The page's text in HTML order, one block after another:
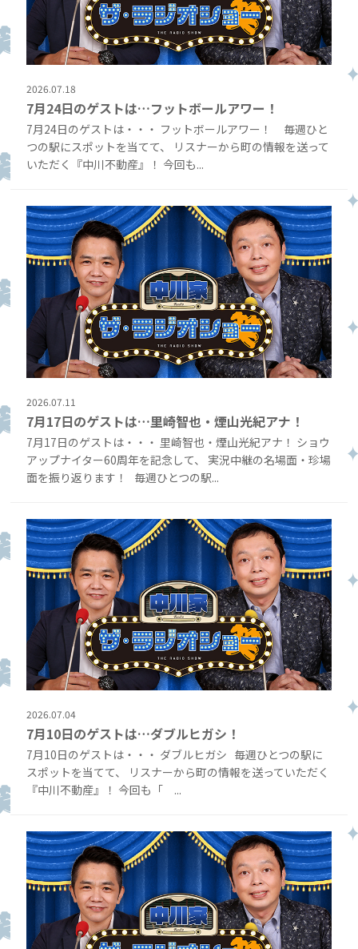
2026.07.18
7月24日のゲストは…フットボールアワー！
7月24日のゲストは・・・ フットボールアワー！ 毎週ひと
つの駅にスポットを当てて、 リスナーから町の情報を送って
いただく『中川不動産』！ 今回も...
2026.07.11
7月17日のゲストは…里崎智也・煙山光紀アナ！
7月17日のゲストは・・・ 里崎智也・煙山光紀アナ！ ショウ
アップナイター60周年を記念して、 実況中継の名場面・珍場
面を振り返ります！ 毎週ひとつの駅...
2026.07.04
7月10日のゲストは…ダブルヒガシ！
7月10日のゲストは・・・ ダブルヒガシ 毎週ひとつの駅に
スポットを当てて、 リスナーから町の情報を送っていただく
『中川不動産』！ 今回も「 ...